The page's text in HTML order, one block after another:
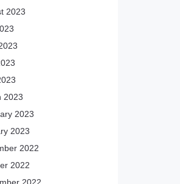
2023
2023
2023
2023
2022
2022